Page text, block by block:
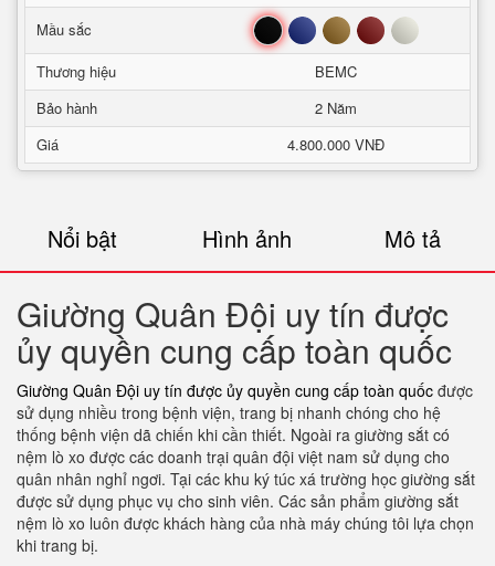
Mầu sắc
Đen Xanh Nâu Đỏ Trắng
Thương hiệu
BEMC
Bảo hành
2 Năm
Giá
4.800.000 VNĐ
Nổi bật Hình ảnh Mô tả
Giường Quân Đội uy tín được
ủy quyền cung cấp toàn quốc
Giường Quân Đội uy tín được ủy quyền cung cấp toàn quốc được
sử dụng nhiều trong bệnh viện, trang bị nhanh chóng cho hệ
thống bệnh viện dã chiến khi cần thiết. Ngoài ra giường sắt có
nệm lò xo được các doanh trại quân đội việt nam sử dụng cho
quân nhân nghỉ ngơi. Tại các khu ký túc xá trường học giường sắt
được sử dụng phục vụ cho sinh viên. Các sản phẩm giường sắt
nệm lò xo luôn được khách hàng của nhà máy chúng tôi lựa chọn
khi trang bị.